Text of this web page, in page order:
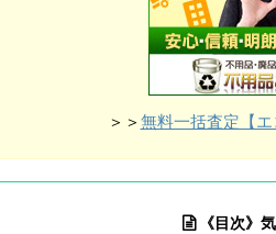
＞＞ 無料一括査定【
《目次》